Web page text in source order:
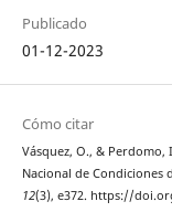
Publicado
01-12-2023
Cómo citar
Vásquez, O., & Perdomo,
Nacional de Condiciones
12(3), e372. https://